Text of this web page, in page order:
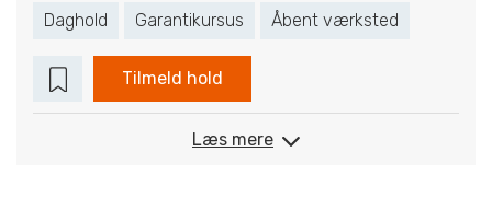
Daghold Garantikursus Åbent værksted
Tilmeld hold
Læs mere